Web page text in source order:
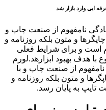
ایی وارد بازار شد
نامفهوم از صنعت چاپ و
و متون بلکه روزنامه و
است و برای شرایط فعلی
با هدف بهبود ابزارهد.لورم
نامفهوم از صنعت چاپ و با
و متون بلکه روزنامه و
تایپ به پایان رسد.